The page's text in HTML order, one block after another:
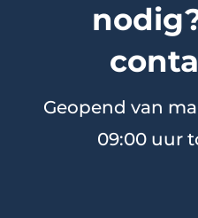
Geopend van
09:00 uur